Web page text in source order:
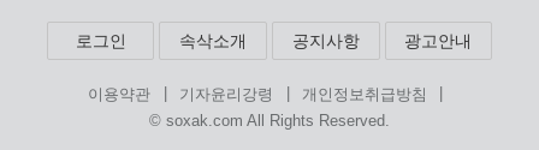
로그인 속삭소개 공지사항 광고안내
이용약관 기자윤리강령 개인정보취급방침
© soxak.com All Rights Reserved.